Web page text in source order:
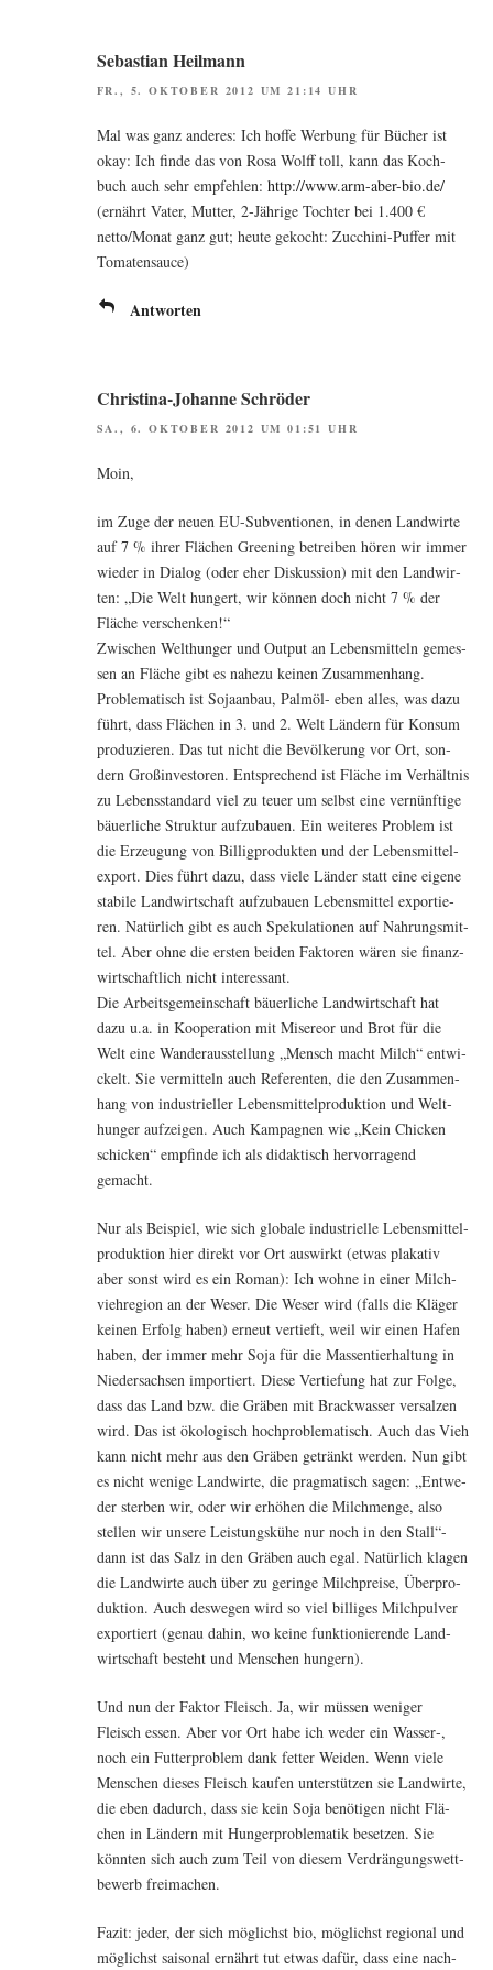
Sebastian Heilmann
FR., 5. OKTOBER 2012 UM 21:14 UHR
Mal was ganz ande­res: Ich hof­fe Wer­bung für Bücher ist
okay: Ich fin­de das von Rosa Wolff toll, kann das Koch­
buch auch sehr emp­feh­len: http://www.arm-aber-bio.de/
(ernährt Vater, Mut­ter, 2‑Jährige Toch­ter bei 1.400 €
netto/Monat ganz gut; heu­te gekocht: Zuc­chi­ni-Puf­fer mit
Tomatensauce)
Antworten
Christina-Johanne Schröder
SA., 6. OKTOBER 2012 UM 01:51 UHR
Moin,
im Zuge der neu­en EU-Sub­ven­tio­nen, in denen Land­wir­te
auf 7 % ihrer Flä­chen Gree­ning betrei­ben hören wir immer
wie­der in Dia­log (oder eher Dis­kus­si­on) mit den Land­wir­
ten: „Die Welt hun­gert, wir kön­nen doch nicht 7 % der
Flä­che verschenken!“
Zwi­schen Welt­hun­ger und Out­put an Lebens­mit­teln gemes­
sen an Flä­che gibt es nahe­zu kei­nen Zusammenhang.
Pro­ble­ma­tisch ist Soja­an­bau, Palm­öl- eben alles, was dazu
führt, dass Flä­chen in 3. und 2. Welt Län­dern für Kon­sum
pro­du­zie­ren. Das tut nicht die Bevöl­ke­rung vor Ort, son­
dern Groß­in­ves­to­ren. Ent­spre­chend ist Flä­che im Ver­hält­nis
zu Lebens­stan­dard viel zu teu­er um selbst eine ver­nünf­ti­ge
bäu­er­li­che Struk­tur auf­zu­bau­en. Ein wei­te­res Pro­blem ist
die Erzeu­gung von Bil­lig­pro­duk­ten und der Lebens­mit­tel­
ex­port. Dies führt dazu, dass vie­le Län­der statt eine eige­ne
sta­bi­le Land­wirt­schaft auf­zu­bau­en Lebens­mit­tel expor­tie­
ren. Natür­lich gibt es auch Spe­ku­la­tio­nen auf Nah­rungs­mit­
tel. Aber ohne die ers­ten bei­den Fak­to­ren wären sie finanz­
wirt­schaft­lich nicht interessant.
Die Arbeits­ge­mein­schaft bäu­er­li­che Land­wirt­schaft hat
dazu u.a. in Koope­ra­ti­on mit Mise­re­or und Brot für die
Welt eine Wan­der­aus­stel­lung „Mensch macht Milch“ ent­wi­
ckelt. Sie ver­mit­teln auch Refe­ren­ten, die den Zusam­men­
hang von indus­tri­el­ler Lebens­mit­tel­pro­duk­ti­on und Welt­
hun­ger auf­zei­gen. Auch Kam­pa­gnen wie „Kein Chi­cken
schi­cken“ emp­fin­de ich als didak­tisch her­vor­ra­gend
gemacht.
Nur als Bei­spiel, wie sich glo­ba­le indus­tri­el­le Lebens­mit­tel­
pro­duk­ti­on hier direkt vor Ort aus­wirkt (etwas pla­ka­tiv
aber sonst wird es ein Roman): Ich woh­ne in einer Milch­
vieh­re­gi­on an der Weser. Die Weser wird (falls die Klä­ger
kei­nen Erfolg haben) erneut ver­tieft, weil wir einen Hafen
haben, der immer mehr Soja für die Mas­sen­tier­hal­tung in
Nie­der­sach­sen impor­tiert. Die­se Ver­tie­fung hat zur Fol­ge,
dass das Land bzw. die Grä­ben mit Brack­was­ser ver­sal­zen
wird. Das ist öko­lo­gisch hoch­pro­ble­ma­tisch. Auch das Vieh
kann nicht mehr aus den Grä­ben getränkt wer­den. Nun gibt
es nicht weni­ge Land­wir­te, die prag­ma­tisch sagen: „Ent­we­
der ster­ben wir, oder wir erhö­hen die Milch­men­ge, also
stel­len wir unse­re Leis­tungs­kü­he nur noch in den Stall“-
dann ist das Salz in den Grä­ben auch egal. Natür­lich kla­gen
die Land­wir­te auch über zu gerin­ge Milch­prei­se, Über­pro­
duk­ti­on. Auch des­we­gen wird so viel bil­li­ges Milch­pul­ver
expor­tiert (genau dahin, wo kei­ne funk­tio­nie­ren­de Land­
wirt­schaft besteht und Men­schen hungern).
Und nun der Fak­tor Fleisch. Ja, wir müs­sen weni­ger
Fleisch essen. Aber vor Ort habe ich weder ein Wasser‑,
noch ein Fut­ter­pro­blem dank fet­ter Wei­den. Wenn vie­le
Men­schen die­ses Fleisch kau­fen unter­stüt­zen sie Land­wir­te,
die eben dadurch, dass sie kein Soja benö­ti­gen nicht Flä­
chen in Län­dern mit Hun­ger­pro­ble­ma­tik beset­zen. Sie
könn­ten sich auch zum Teil von die­sem Ver­drän­gungs­wett­
be­werb freimachen.
Fazit: jeder, der sich mög­lichst bio, mög­lichst regio­nal und
mög­lichst sai­so­nal ernährt tut etwas dafür, dass eine nach­